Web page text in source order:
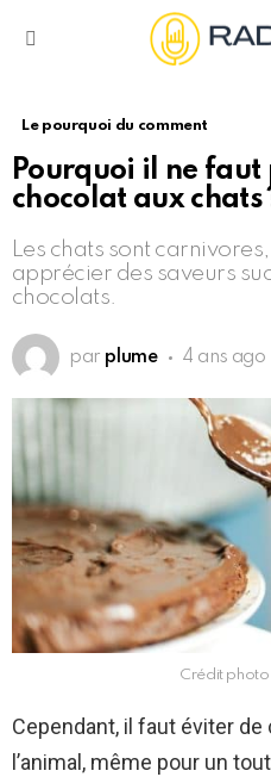
Le pourquoi du comment
Pourquoi il ne faut
chocolat aux chats
Les chats sont
apprécier des saveurs
chocolats.
par plume 4 ans ago
Crédit
Cependant, il faut éviter
l’animal, même pour un